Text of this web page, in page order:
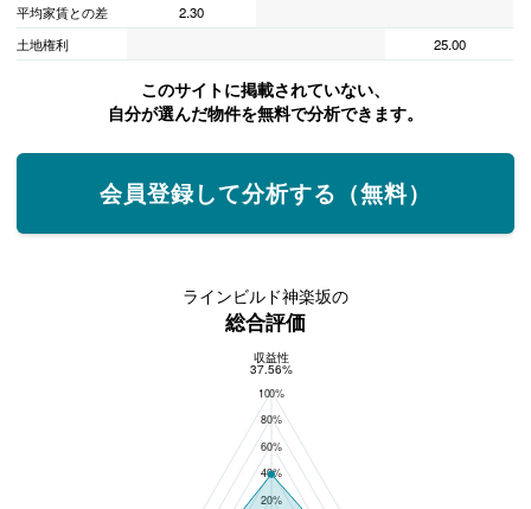
平均家賃との差
2.30
土地権利
25.00
このサイトに掲載されていない、
自分が選んだ物件を無料で分析できます。
会員登録して分析する（無料）
ラインビルド神楽坂の
総合評価
100%
収益性
37.56%
80%
60%
40%
20%